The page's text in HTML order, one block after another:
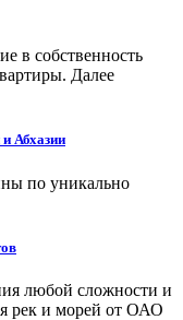
в собственность
Далее
Абхазии
по уникально
любой сложности и
рек и морей от ОАО